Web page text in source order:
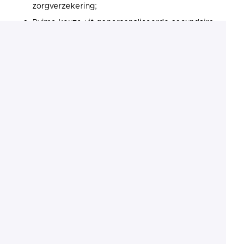
zorgverzekering;
Ruime keuze uit gepersonaliseerde secundaire